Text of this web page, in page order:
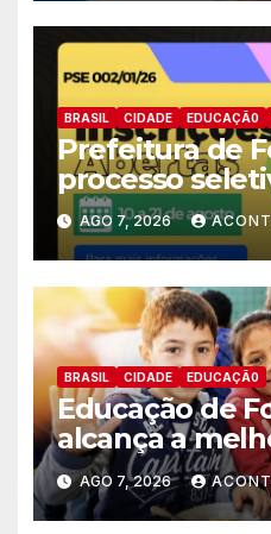
BRASIL CIDADE EDUCAÇÃ0
Prefeitura de
processo
estagiários
AGO 7, 2026
BRASIL CIDADE EDUCAÇÃ0
Educação de
alcança a
história no
AGO 7, 2026